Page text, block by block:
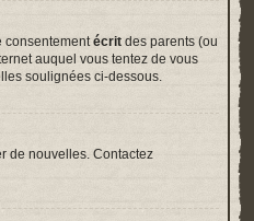
consentementécrit des parents (ou
auquel vous tentez de vous
soulignées ci-dessous.
de nouvelles. Contactez